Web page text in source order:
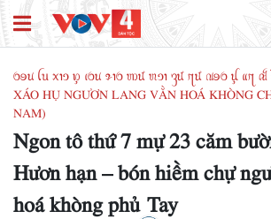
ꪉꪮꪙ ꪶꪕ ꪎꪱꪫ ꪭꪴ ꪹꪉꪙ ꪩꪱꪉ ꪪꪽ ꪬꪫꪱ ꪅꪽ ꪋꪽ ꪄꪮꪉ ꪊꪴ ꪵꪋ
XÁO HỤ NGƯƠN LANG VẰN HOÁ KHÒNG
NAM)
Ngon tô thứ 7 mự 23 căm
Hươn hạn – bón hiềm chự
hoá khòng phủ Tay